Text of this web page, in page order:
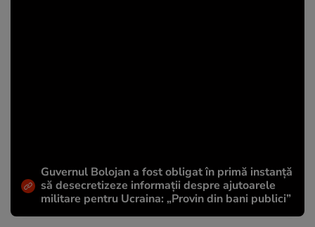
Guvernul Bolojan a fost obligat în primă instanță
să desecretizeze informații despre ajutoarele
militare pentru Ucraina: „Provin din bani publici”